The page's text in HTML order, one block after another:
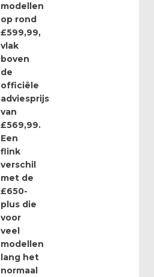
modellen
op rond
£599,99,
vlak
boven
de
officiële
adviesprijs
van
£569,99.
Een
flink
verschil
met de
£650-
plus die
voor
veel
modellen
lang het
normaal